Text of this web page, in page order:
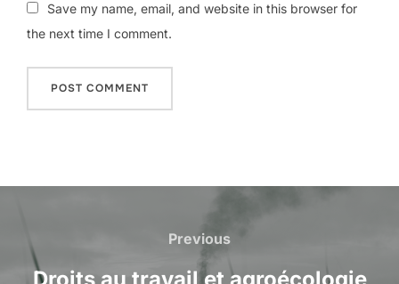
Save my name, email, and website in this browser for
the next time I comment.
Previous
Previous